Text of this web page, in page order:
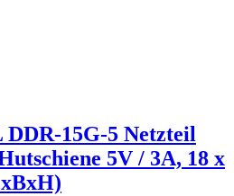
15G-5 Netzteil
5V / 3A, 18 x